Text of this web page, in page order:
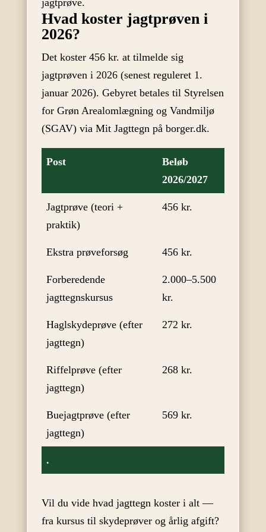
jagtprøve.
Hvad koster jagtprøven i
2026?
Det koster 456 kr. at tilmelde sig
jagtprøven i 2026 (senest reguleret 1.
januar 2026). Gebyret betales til Styrelsen
for Grøn Arealomlægning og Vandmiljø
(SGAV) via Mit Jagttegn på borger.dk.
Post
Beløb
2026/2027
Jagtprøve (teori +
praktik)
456 kr.
Ekstra prøveforsøg 456 kr.
Forberedende
jagttegnskursus
2.000–5.500
kr.
Haglskydeprøve (efter
jagttegn)
272 kr.
Riffelprøve (efter
jagttegn)
268 kr.
Buejagtprøve (efter
jagttegn)
569 kr.
.
Vil du vide hvad jagttegn koster i alt —
fra kursus til skydeprøver og årlig afgift?